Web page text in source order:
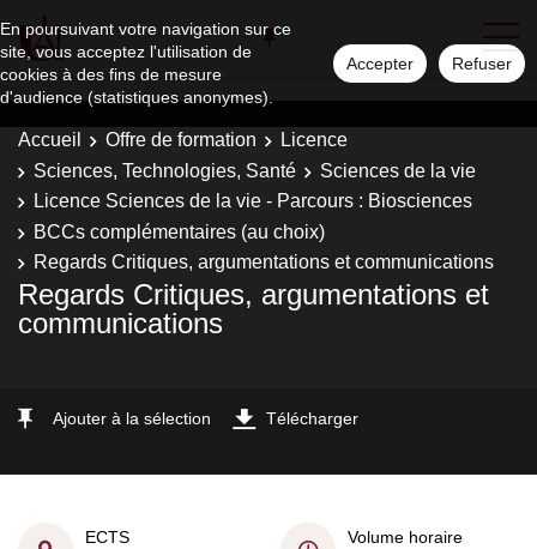
En poursuivant votre navigation sur ce
site, vous acceptez l'utilisation de
cookies à des fins de mesure
d'audience (statistiques anonymes).
Accepter Refuser
Accueil Offre de formation
Licence
Sciences, Technologies, Santé
Sciences de la vie
Licence Sciences de la vie - Parcours : Biosciences
BCCs complémentaires (au choix)
Regards Critiques, argumentations et communications
Regards Critiques, argumentations et
communications
Ajouter à la sélection Télécharger
ECTS
Volume horaire